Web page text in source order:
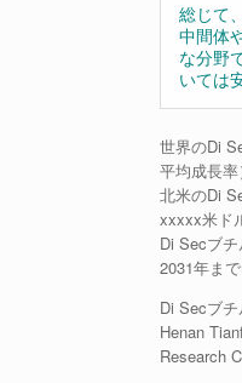
総じて
中間体
な分野
いては
世界のDi
平均成長
北米のDi
xxxxx米ド
Di Secブ
2031年ま
Di Secブ
Henan
Research